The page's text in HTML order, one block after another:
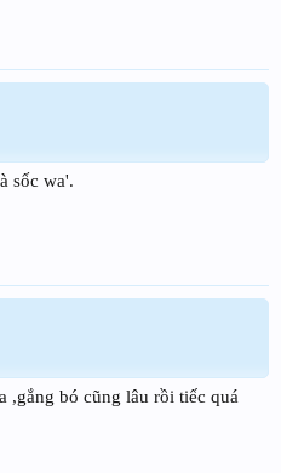
sốc wa'.
,gắng bó cũng lâu rồi tiếc quá